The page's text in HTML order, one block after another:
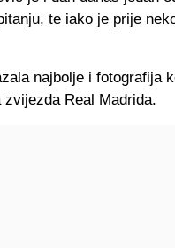
te iako je prije
najbolje i fotografija
zvijezda Real Madrida.